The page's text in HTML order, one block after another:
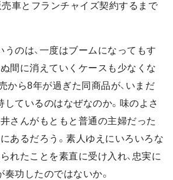
売車とフランチャイズ契約するまで
うのは、一度はブームになってもす
ぬ間に消えていくケースも少なくな
から8年が過ぎた同商品が、いまだ
ているのはなぜなのか。味のよさ
さんがもともと普通の主婦だった
あるだろう。素人ゆえにいろいろな
れたことを素直に受け入れ、忠実に
功したのではないか。